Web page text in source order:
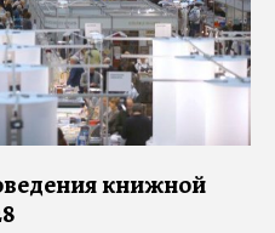
книжной